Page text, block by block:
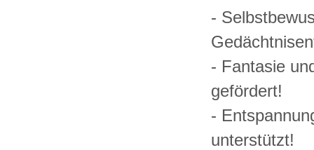
-
- Fantasie
gefördert!
-
unterstützt!